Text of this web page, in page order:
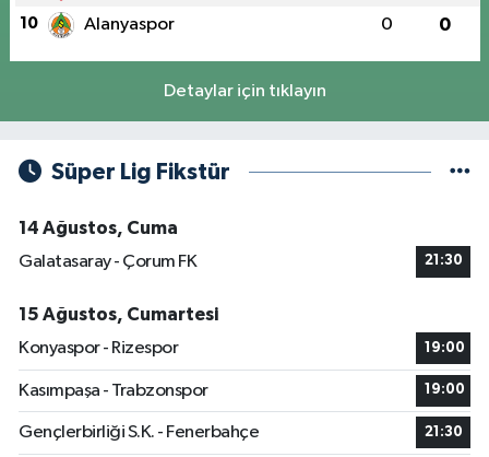
10 Alanyaspor 0 0
Detaylar için tıklayın
Süper Lig Fikstür
14 Ağustos, Cuma
Galatasaray - Çorum FK
21:30
15 Ağustos, Cumartesi
Konyaspor - Rizespor
19:00
Kasımpaşa - Trabzonspor 19:00
Gençlerbirliği S.K. - Fenerbahçe 21:30